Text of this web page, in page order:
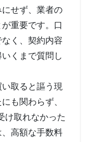
せず、業者の
重要です。口
く、契約内容
くまで質問し
取ると謳う現
も関わらず、
け取れなかった
高額な手数料